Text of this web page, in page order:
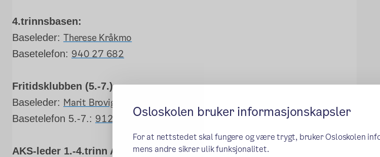
Osloskolen bruker informasjonskapsler
For at nettstedet skal fungere og være trygt, bruker Osloskolen
mens andre sikrer ulik funksjonalitet.
4.trinnsbasen:
Baseleder: Therese Kråkmo
Basetelefon: 940 27 682
Fritidsklubben (5.-7.)
Baseleder: Marit Brovig
Basetelefon 5.-7.: 912 41 919
AKS-leder 1.-4.trinn AKS og Fritidsklubben (5.-7.)